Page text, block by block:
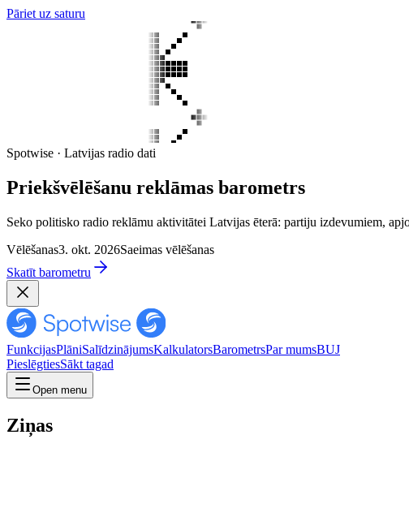
Pāriet uz saturu
Spotwise · Latvijas radio dati
Priekšvēlēšanu reklāmas barometrs
Seko politisko radio reklāmu aktivitātei Latvijas ēterā: partiju izdevumiem,
Vēlēšanas3. okt. 2026Saeimas vēlēšanas
Skatīt barometru
FunkcijasPlāniSalīdzinājumsKalkulatorsBarometrsPar mumsBUJ
PieslēgtiesSākt tagad
Open menu
Ziņas